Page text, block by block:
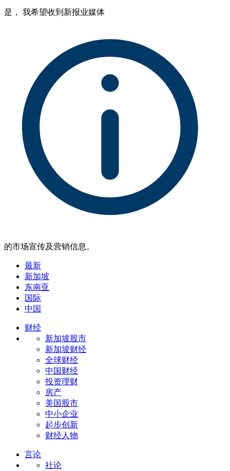
是， 我希望收到新报业媒体
的市场宣传及营销信息。
最新
新加坡
东南亚
国际
中国
财经
新加坡股市
新加坡财经
全球财经
中国财经
投资理财
房产
美国股市
中小企业
起步创新
财经人物
言论
社论